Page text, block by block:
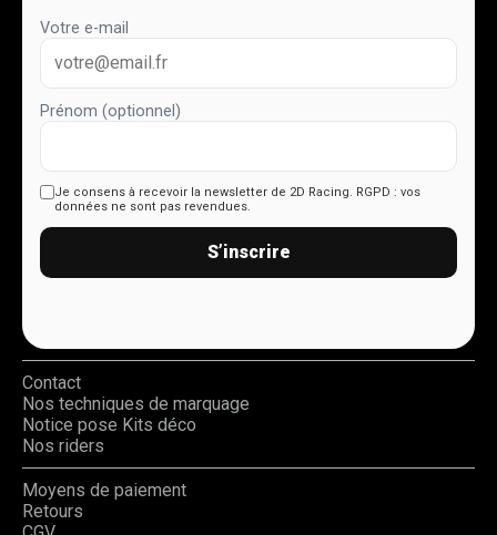
Votre e-mail
Prénom (optionnel)
Je consens à recevoir la newsletter de 2D Racing. RGPD : vos
données ne sont pas revendues.
S’inscrire
Contact
Nos techniques de marquage
Notice pose Kits déco
Nos riders
Moyens de paiement
Retours